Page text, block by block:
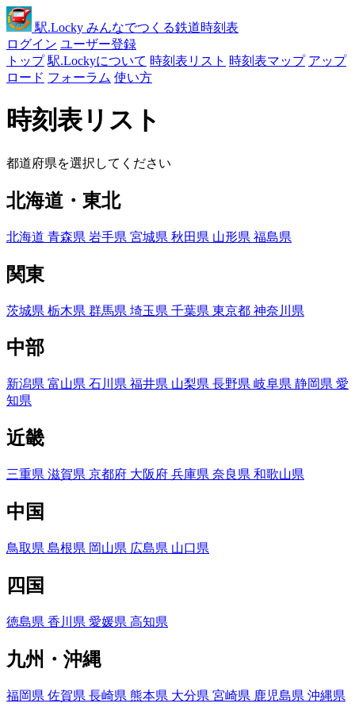
駅.Locky みんなでつくる鉄道時刻表
ログイン ユーザー登録
トップ 駅.Lockyについて 時刻表リスト 時刻表マップ アップ
ロード フォーラム 使い方
時刻表リスト
都道府県を選択してください
北海道・東北
北海道 青森県 岩手県 宮城県 秋田県 山形県 福島県
関東
茨城県 栃木県 群馬県 埼玉県 千葉県 東京都 神奈川県
中部
新潟県 富山県 石川県 福井県 山梨県 長野県 岐阜県 静岡県 愛
知県
近畿
三重県 滋賀県 京都府 大阪府 兵庫県 奈良県 和歌山県
中国
鳥取県 島根県 岡山県 広島県 山口県
四国
徳島県 香川県 愛媛県 高知県
九州・沖縄
福岡県 佐賀県 長崎県 熊本県 大分県 宮崎県 鹿児島県 沖縄県